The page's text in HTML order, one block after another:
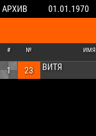
АРХИВ 01.01.1970
# № ИМЯ
1 23 ВИТЯ